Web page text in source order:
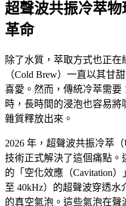
超聲波共振冷萃
革命
除了水質，萃取方式也正
（Cold Brew）一直以其甘
喜愛。然而，傳統冷萃需要
時，長時間的浸泡也容易
雜質釋放出來。
2026 年，超聲波共振冷萃（
技術正式解決了這個痛點。
的「空化效應（Cavitation
至 40kHz）的超聲波穿透
的真空氣泡。這些氣泡在